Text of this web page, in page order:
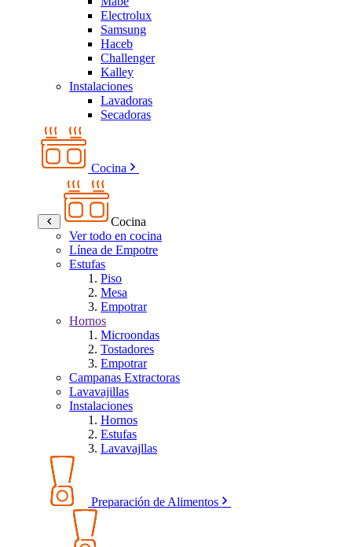
Electrolux
Samsung
Haceb
Challenger
Kalley
Instalaciones
Lavadoras
Secadoras
Cocina
Cocina
Ver todo en cocina
Línea de Empotre
Estufas
Piso
Mesa
Empotrar
Hornos
Microondas
Tostadores
Empotrar
Campanas Extractoras
Lavavajillas
Instalaciones
Hornos
Estufas
Lavavajllas
Preparación de Alimentos